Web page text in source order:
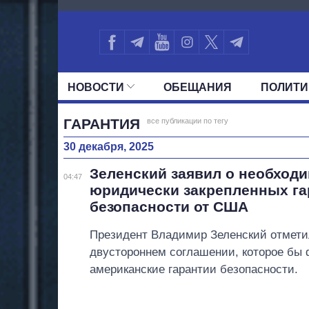
3416
НОВОСТИ ОБЕЩАНИЯ
ВСЕ ПОЛИТИКИ
ГАРАНТИЯ все публикации по тегу
30 декабря, 2025
04:47
Зеленский заявил о
юридически закрепленных
безопасности от США
Президент Владимир Зеленский
двустороннем соглашении, которое
американские гарантии безопасности.